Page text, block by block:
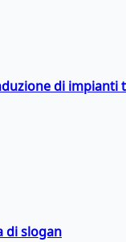
di impianti
di slogan